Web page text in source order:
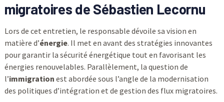
migratoires de Sébastien Lecornu
Lors de cet entretien, le responsable dévoile sa vision en
matière d’énergie. Il met en avant des stratégies innovantes
pour garantir la sécurité énergétique tout en favorisant les
énergies renouvelables. Parallèlement, la question de
l’immigration est abordée sous l’angle de la modernisation
des politiques d’intégration et de gestion des flux migratoires.